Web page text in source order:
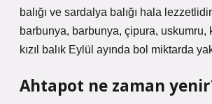
balığı ve sardalya balığı hala
barbunya, barbunya, çipura, uskumru,
kızıl balık Eylül ayında bol miktarda
Ahtapot ne zaman